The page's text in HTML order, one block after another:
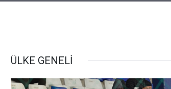
ÜLKE GENELİ